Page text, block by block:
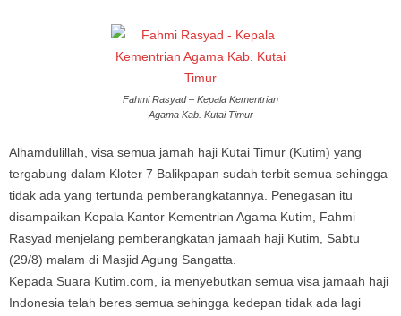
Fahmi Rasyad – Kepala Kementrian
Agama Kab. Kutai Timur
Alhamdulillah, visa semua jamah haji Kutai Timur (Kutim) yang
tergabung dalam Kloter 7 Balikpapan sudah terbit semua sehingga
tidak ada yang tertunda pemberangkatannya. Penegasan itu
disampaikan Kepala Kantor Kementrian Agama Kutim, Fahmi
Rasyad menjelang pemberangkatan jamaah haji Kutim, Sabtu
(29/8) malam di Masjid Agung Sangatta.
Kepada Suara Kutim.com, ia menyebutkan semua visa jamaah haji
Indonesia telah beres semua sehingga kedepan tidak ada lagi